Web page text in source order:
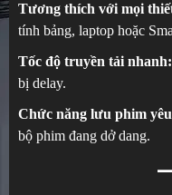
Tương thích với mọi
tính bảng, laptop hoặc
Tốc độ truyền tải nhanh:
bị delay.
Chức năng lưu phim
bộ phim đang dở dang.